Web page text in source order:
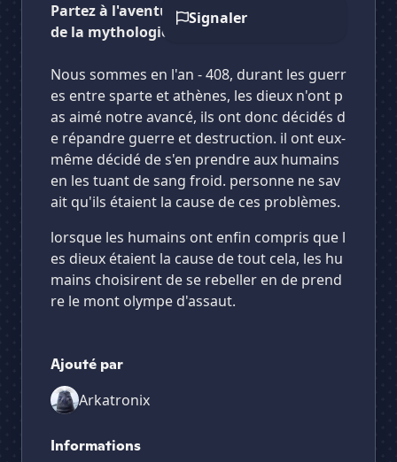
Signaler
Partez à l'aventure en roleplay à l'époque
de la mythologie grecque !
Nous sommes en l'an - 408, durant les guerr
es entre sparte et athènes, les dieux n'ont p
as aimé notre avancé, ils ont donc décidés d
e répandre guerre et destruction. il ont eux-
même décidé de s'en prendre aux humains
en les tuant de sang froid. personne ne sav
ait qu'ils étaient la cause de ces problèmes.
lorsque les humains ont enfin compris que l
es dieux étaient la cause de tout cela, les hu
mains choisirent de se rebeller en de prend
re le mont olympe d'assaut.
Ajouté par
Arkatronix
Informations
Supprimer